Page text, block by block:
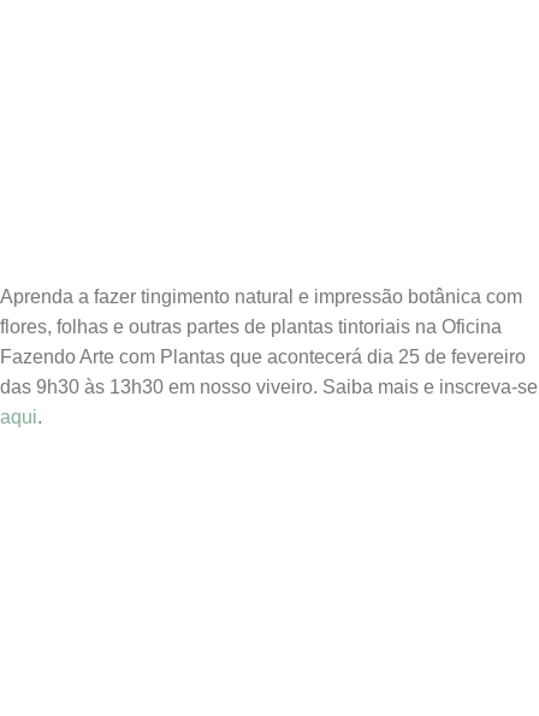
Aprenda a fazer tingimento natural e impressão botânica com
flores, folhas e outras partes de plantas tintoriais na Oficina
Fazendo Arte com Plantas que acontecerá dia 25 de fevereiro
das 9h30 às 13h30 em nosso viveiro. Saiba mais e inscreva-se
aqui.